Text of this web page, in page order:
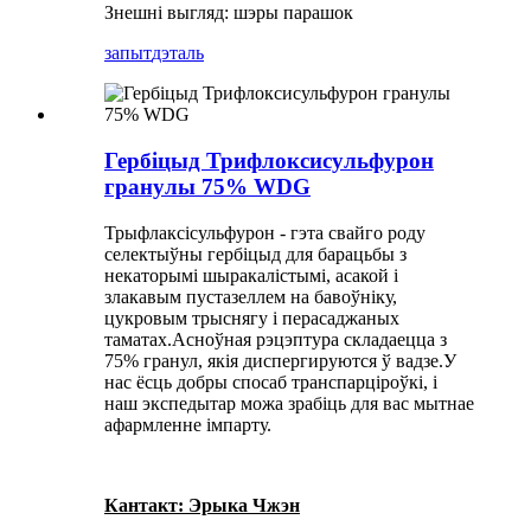
Знешні выгляд: шэры парашок
запытдэталь
Гербіцыд Трифлоксисульфурон
гранулы 75% WDG
Трыфлаксісульфурон - гэта свайго роду
селектыўны гербіцыд для барацьбы з
некаторымі шыракалістымі, асакой і
злакавым пустазеллем на бавоўніку,
цукровым трыснягу і перасаджаных
таматах.Асноўная рэцэптура складаецца з
75% гранул, якія диспергируются ў вадзе.У
нас ёсць добры спосаб транспарціроўкі, і
наш экспедытар можа зрабіць для вас мытнае
афармленне імпарту.
Кантакт: Эрыка Чжэн